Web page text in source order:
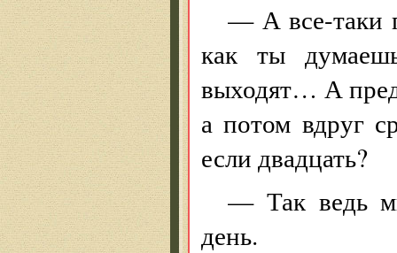
— А все-таки
как ты
выходят… А
а потом вдруг
если двадцать?
— Так ведь
день.